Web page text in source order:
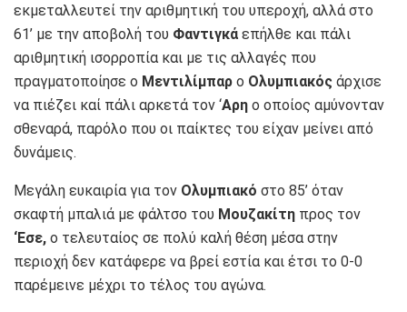
εκμεταλλευτεί την αριθμητική του υπεροχή, αλλά στο
61’ με την αποβολή του Φαντιγκά επήλθε και πάλι
αριθμητική ισορροπία και με τις αλλαγές που
πραγματοποίησε ο Μεντιλίμπαρ ο Ολυμπιακός άρχισε
να πιέζει καί πάλι αρκετά τον ‘Αρη ο οποίος αμύνονταν
σθεναρά, παρόλο που οι παίκτες του είχαν μείνει από
δυνάμεις.
Μεγάλη ευκαιρία για τον Ολυμπιακό στο 85’ όταν
σκαφτή μπαλιά με φάλτσο του Μουζακίτη προς τον
‘Εσε, ο τελευταίος σε πολύ καλή θέση μέσα στην
περιοχή δεν κατάφερε να βρεί εστία και έτσι το 0-0
παρέμεινε μέχρι το τέλος του αγώνα.